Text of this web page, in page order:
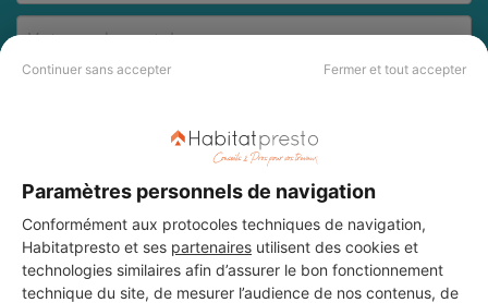
Continuer sans accepter Fermer et tout accepter
Paramètres personnels de navigation
Conformément aux protocoles techniques de navigation,
Habitatpresto et ses partenaires utilisent des cookies et
technologies similaires afin d’assurer le bon fonctionnement
technique du site, de mesurer l’audience de nos contenus, de